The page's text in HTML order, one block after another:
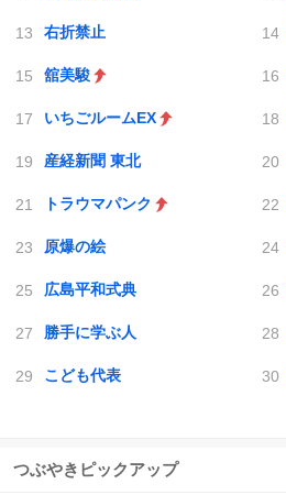
右折禁止
舘美駿
いちごルームEX
産経新聞 東北
トラウマパンク
原爆の絵
広島平和式典
勝手に学ぶ人
こども代表
つぶやきピックアップ